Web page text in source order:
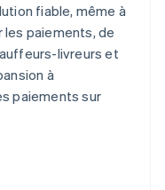
fiable, même à
paiements, de
livreurs et
à
paiements sur